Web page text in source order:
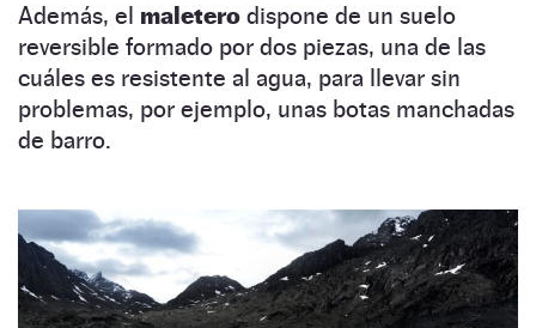
Además, el maletero dispone de un suelo
reversible formado por dos piezas, una de las
cuáles es resistente al agua, para llevar sin
problemas, por ejemplo, unas botas manchadas
de barro.